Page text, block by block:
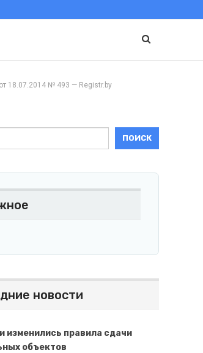
18.07.2014 № 493 — Registr.by
ПОИСК
новости
изменились правила сдачи
объектов